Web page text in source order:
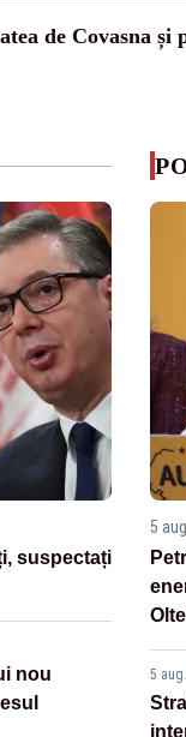
de Covasna și
suspectați
nou
5
5